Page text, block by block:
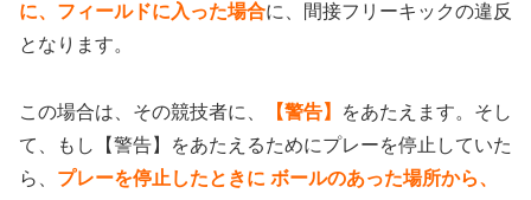
に、フィールドに入った場合に、間接フリーキックの違反
となります。
この場合は、その競技者に、 【警告】
をあたえます。そし
て、もし【警告】をあたえるためにプレーを停止していた
ら、 プレーを停止したときに ボールのあった場所から、